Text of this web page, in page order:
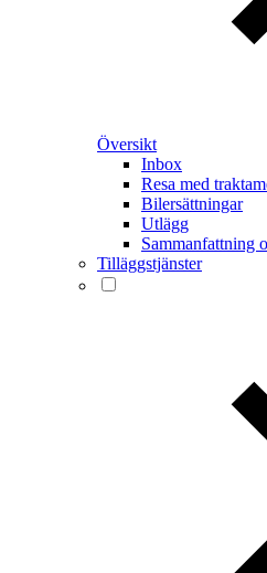
Översikt
Inbox
Resa med
Bilersättningar
Utlägg
Sammanfattning
Tilläggstjänster